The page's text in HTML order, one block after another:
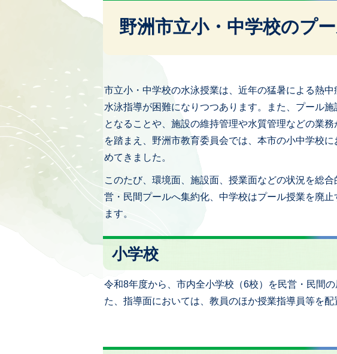
野洲市立小・中学校のプ
市立小・中学校の水泳授業は、近年の猛暑による熱
水泳指導が困難になりつつあります。また、プール
となることや、施設の維持管理や水質管理などの業
を踏まえ、野洲市教育委員会では、本市の小中学校
めてきました。
このたび、環境面、施設面、授業面などの状況を総
営・民間プールへ集約化、中学校はプール授業を廃
ます。
小学校
令和8年度から、市内全小学校（6校）を民営・民間
た、指導面においては、教員のほか授業指導員等を配